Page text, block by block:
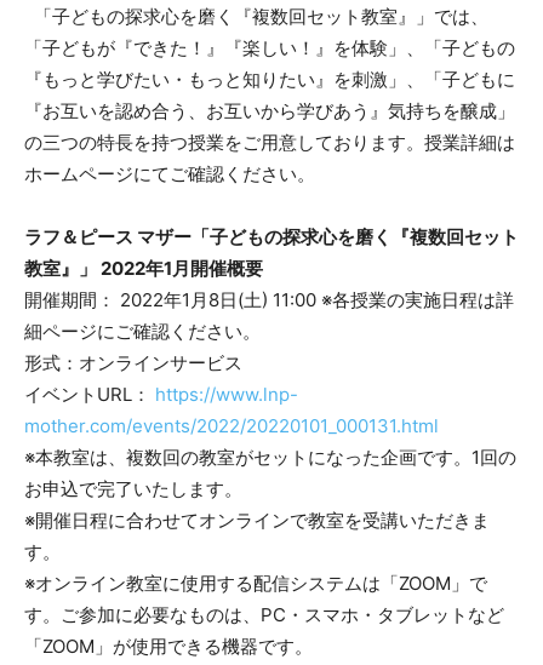
「子どもの探求心を磨く『複数回セット教室』」では、
「子どもが『できた！』『楽しい！』を体験」、「子どもの
『もっと学びたい・もっと知りたい』を刺激」、「子どもに
『お互いを認め合う、お互いから学びあう』気持ちを醸成」
の三つの特長を持つ授業をご用意しております。授業詳細は
ホームページにてご確認ください。
ラフ＆ピース マザー「子どもの探求心を磨く『複数回セット
教室』」 2022年1月開催概要
開催期間： 2022年1月8日(土) 11:00 ※各授業の実施日程は詳
細ページにご確認ください。
形式：オンラインサービス
イベントURL： https://www.lnp-
mother.com/events/2022/20220101_000131.html
※本教室は、複数回の教室がセットになった企画です。1回の
お申込で完了いたします。
※開催日程に合わせてオンラインで教室を受講いただきま
す。
※オンライン教室に使用する配信システムは「ZOOM」で
す。ご参加に必要なものは、PC・スマホ・タブレットなど
「ZOOM」が使用できる機器です。